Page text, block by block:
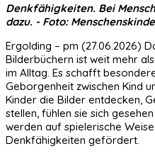
Denkfähigkeiten. Bei
dazu. - Foto:
Ergolding – pm (27.06.2026)
Bilderbüchern ist weit mehr
im Alltag. Es schafft
Geborgenheit zwischen Kind
Kinder die Bilder entdecken,
stellen, fühlen sie sich
werden auf spielerische
Denkfähigkeiten gefördert.